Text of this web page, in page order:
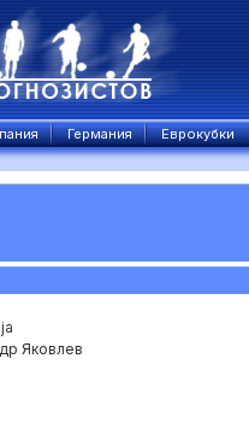
Германия Еврокубки
Яковлев